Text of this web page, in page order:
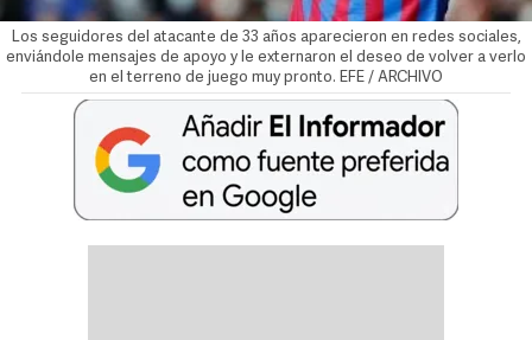
Los seguidores del atacante de 33 años aparecieron en redes sociales,
enviándole mensajes de apoyo y le externaron el deseo de volver a verlo
en el terreno de juego muy pronto. EFE / ARCHIVO